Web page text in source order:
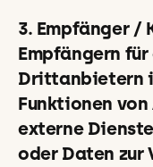
3. Empfänger /
Empfängern
Drittanbietern
Funktionen
externe
oder Daten zur